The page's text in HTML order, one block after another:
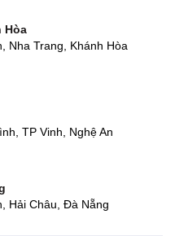
HCM
Quận 7, TP HCM
Hòa
Nha Trang, Khánh Hòa
TP Vinh, Nghệ An
Hải Châu, Đà Nẵng